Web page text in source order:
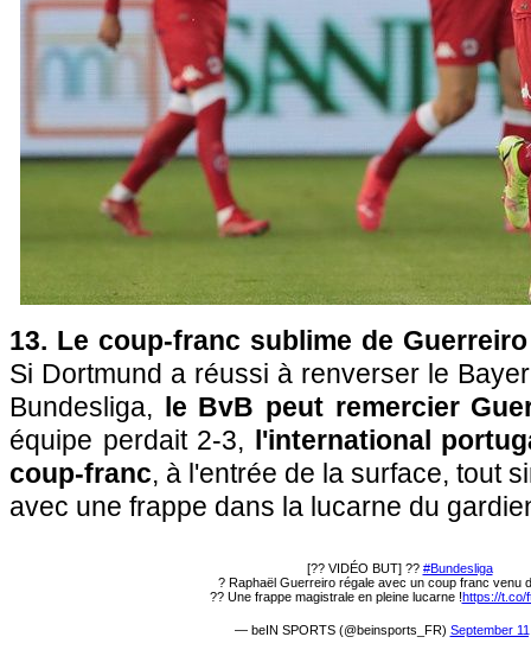
13. Le coup-franc sublime de
Si Dortmund a réussi à renverser le
Bundesliga, le BvB peut remercier
équipe perdait 2-3, l'international
coup-franc, à l'entrée de la surface, tout
avec une frappe dans la lucarne du
[?? VIDÉO BUT] ?? #Bundesliga
? Raphaël Guerreiro régale avec un coup franc venu
?? Une frappe magistrale en pleine lucarne !https://t.co/
— beIN SPORTS (@beinsports_FR) September